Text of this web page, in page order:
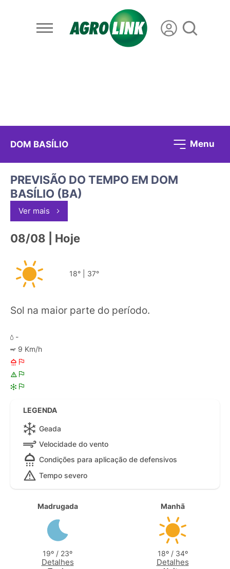
DOM BASÍLIO Menu
PREVISÃO DO TEMPO EM DOM
BASÍLIO (BA)
Ver mais
08/08 | Hoje
18° 37°
Sol na maior parte do período.
-
9 Km/h
LEGENDA
Geada
Velocidade do vento
Condições para aplicação de defensivos
Tempo severo
Madrugada
19º / 23º
Detalhes
Manhã
18º / 34º
Detalhes